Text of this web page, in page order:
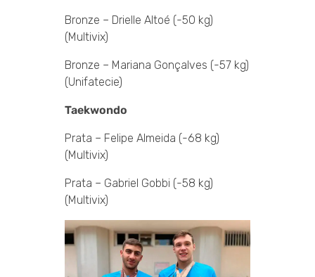
Bronze – Drielle Altoé (-50 kg)
(Multivix)
Bronze – Mariana Gonçalves (-57 kg)
(Unifatecie)
Taekwondo
Prata – Felipe Almeida (-68 kg)
(Multivix)
Prata – Gabriel Gobbi (-58 kg)
(Multivix)